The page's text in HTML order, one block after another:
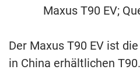
Maxus T90 EV;
Der Maxus T90 EV ist
in China erhältlichen